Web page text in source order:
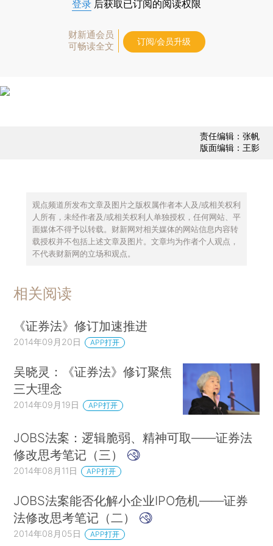
登录 后获取已订阅的阅读权限
财新通会员
可畅读全文
订阅/会员升级
责任编辑：张帆
版面编辑：王影
观点频道所发布文章及图片之版权属作者本人及/或相关权利
人所有，未经作者及/或相关权利人单独授权，任何网站、平
面媒体不得予以转载。财新网对相关媒体的网站信息内容转
载授权并不包括上述文章及图片。文章均为作者个人观点，
不代表财新网的立场和观点。
相关阅读
《证券法》修订加速推进
2014年09月20日 APP打开
吴晓灵：《证券法》修订聚焦
三大理念
2014年09月19日 APP打开
JOBS法案：逻辑脆弱、精神可取——证券法
修改思考笔记（三）
2014年08月11日 APP打开
JOBS法案能否化解小企业IPO危机——证券
法修改思考笔记（二）
2014年08月05日 APP打开